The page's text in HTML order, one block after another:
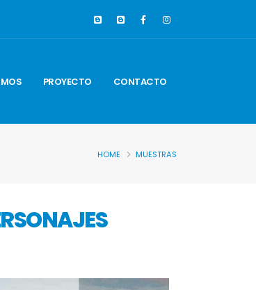
PROYECTO CONTACTO
HOME MUESTRAS